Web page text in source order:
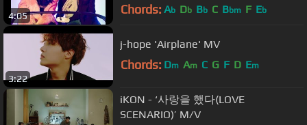
4:05 Chords: Ab Db Bb C Bbm F Eb
3:22
j-hope 'Airplane' MV
Chords: Dm Am C G F D Em
iKON - ‘사랑을 했다(LOVE
SCENARIO)’ M/V